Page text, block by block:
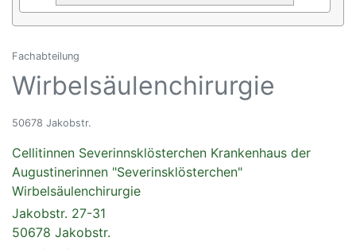
Fachabteilung
Wirbelsäulenchirurgie
50678 Jakobstr.
Cellitinnen Severinnsklösterchen Krankenhaus der
Augustinerinnen "Severinsklösterchen"
Wirbelsäulenchirurgie
Jakobstr. 27-31
50678 Jakobstr.